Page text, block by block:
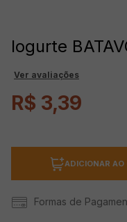
Iogurte
Ver avaliações
R$ 3,39
ADICIONAR AO
Formas de